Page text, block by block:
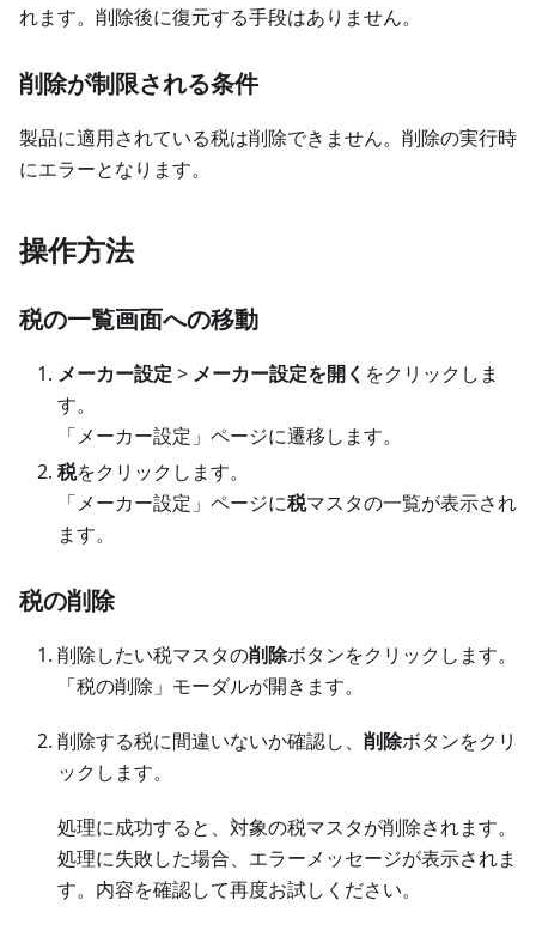
れます。削除後に復元する手段はありません。
削除が制限される条件
製品に適用されている税は削除できません。削除の実行時
にエラーとなります。
操作方法
税の一覧画面への移動
メーカー設定 > メーカー設定を開く をクリックしま
す。
「メーカー設定」ページに遷移します。
税をクリックします。
「メーカー設定」ページに税マスタの一覧が表示され
ます。
税の削除
削除したい税マスタの削除ボタンをクリックします。
「税の削除」モーダルが開きます。
削除する税に間違いないか確認し、 削除ボタンをクリ
ックします。
処理に成功すると、対象の税マスタが削除されます。
処理に失敗した場合、エラーメッセージが表示されま
す。内容を確認して再度お試しください。